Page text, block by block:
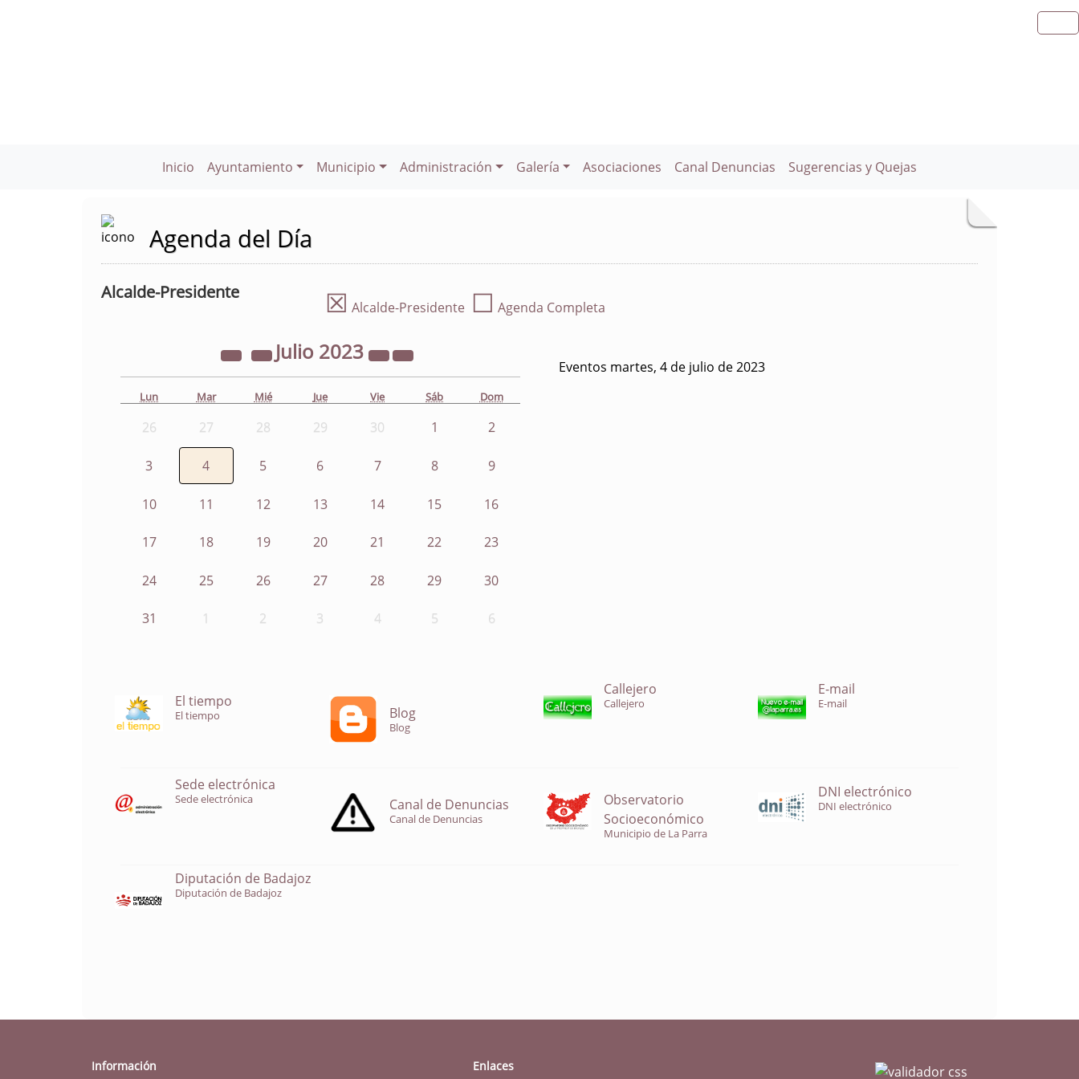
Inicio Ayuntamiento Municipio Administración Galería Asociaciones Canal Denuncias Sugerencias y Quejas
Agenda del Día
Alcalde-Presidente ☒ Alcalde-Presidente ☐ Agenda Completa
Julio 2023
Lun Mar Mié Jue Vie Sáb Dom
26 27 28 29 30 1 2
3 4 5 6 7 8 9
10 11 12 13 14 15 16
17 18 19 20 21 22 23
24 25 26 27 28 29 30
31 1 2 3 4 5 6
Eventos martes, 4 de julio de 2023
El tiempo
El tiempo Blog
Blog
Callejero
Callejero
E-mail
E-mail
Sede electrónica
Sede electrónica Canal de Denuncias
Canal de Denuncias
Observatorio
Socioeconómico
Municipio de La Parra
DNI electrónico
DNI electrónico
Diputación de Badajoz
Diputación de Badajoz
Información Enlaces